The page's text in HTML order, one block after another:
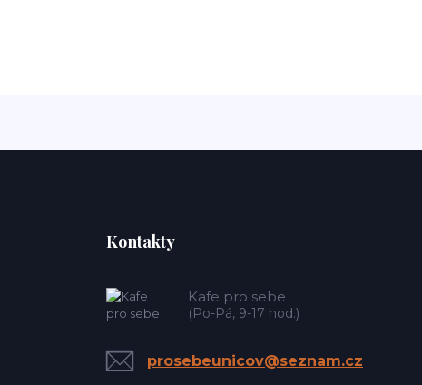
Kontakty
Kafe pro sebe
(Po-Pá, 9-17 hod.)
prosebeunicov@seznam.cz